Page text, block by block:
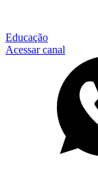
Educação
Acessar canal